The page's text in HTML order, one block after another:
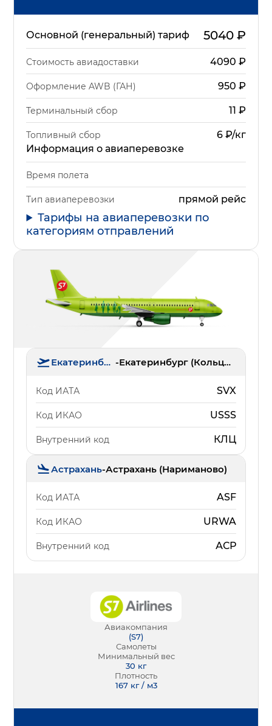
Основной (генеральный) тариф 5040₽
Стоимость авиадоставки 4090 ₽
Оформление AWB (ГАН) 950 ₽
Терминальный сбор 11 ₽
Топливный сбор
6 ₽/кг
Информация о авиаперевозке
Время полета
Тип авиаперевозки прямой рейс
Тарифы на авиаперевозки по
категориям отправлений
Екатеринбург - Екатеринбург (Кольцово)
Код ИАТА SVX
Код ИКАО USSS
Внутренний код КЛЦ
Астрахань-Астрахань (Нариманово)
Код ИАТА ASF
Код ИКАО URWA
Внутренний код АСР
Авиакомпания
(S7)
Самолеты
Минимальный вес
30 кг
Плотность
167 кг / м3